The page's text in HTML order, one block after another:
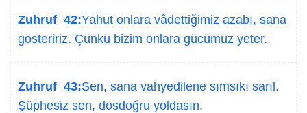
Zuhruf 42:Yahut onlara vâdettiğimiz azabı, sana
gösteririz. Çünkü bizim onlara gücümüz yeter.
Zuhruf 43:Sen, sana vahyedilene sımsıkı sarıl.
Şüphesiz sen, dosdoğru yoldasın.